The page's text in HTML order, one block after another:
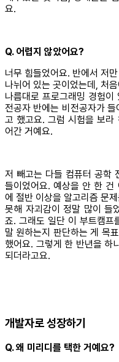
요.
Q. 어렵지 않았어요?
너무 힘들었어요. 반에서 저
나뉘어 있는 곳이었는데, 처
나름대로 프로그래밍 경험
전공자 반에는 비전공자가
고 했고요. 그럼 시험을 보라
어간 거예요.
저 빼고는 다들 컴퓨터 공학
들이었어요. 예상을 안 한 건
에 절반 이상을 알고리즘 문
못해 자괴감이 정말 많이 들
죠. 그래도 일단 이 부트캠프
말 원하는지 판단하는 게 목
했어요. 그렇게 한 반년을 하
되더라고요.
개발자로 성장하기
Q. 왜 미리디를 택한 거예요?